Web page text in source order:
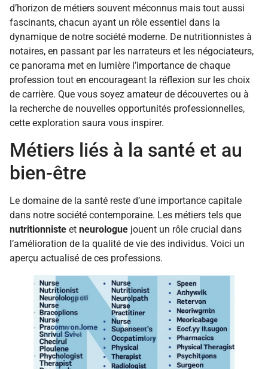
d’horizon de métiers souvent méconnus mais tout aussi
fascinants, chacun ayant un rôle essentiel dans la
dynamique de notre société moderne. De nutritionnistes à
notaires, en passant par les narrateurs et les négociateurs,
ce panorama met en lumière l’importance de chaque
profession tout en encourageant la réflexion sur les choix
de carrière. Que vous soyez amateur de découvertes ou à
la recherche de nouvelles opportunités professionnelles,
cette exploration saura vous inspirer.
Métiers liés à la santé et au
bien-être
Le domaine de la santé reste d’une importance capitale
dans notre société contemporaine. Les métiers tels que
nutritionniste et neurologue jouent un rôle crucial dans
l’amélioration de la qualité de vie des individus. Voici un
aperçu actualisé de ces professions.